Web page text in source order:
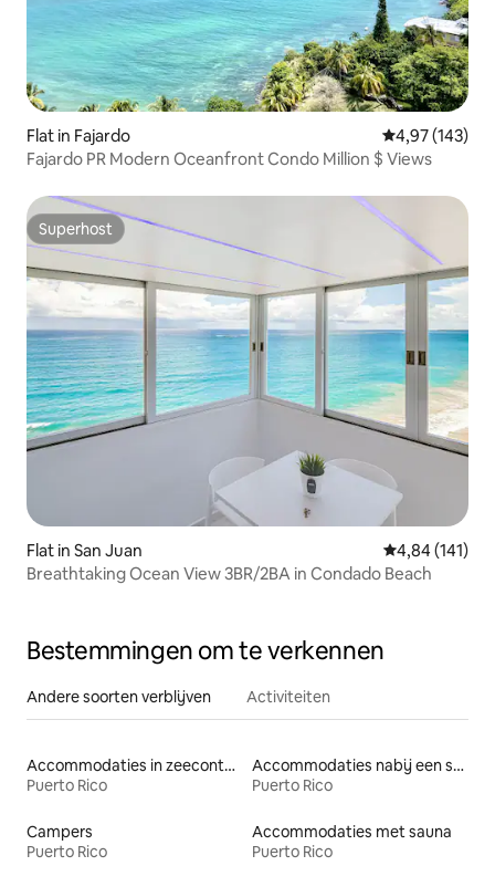
Flat in Fajardo Gemiddelde
4,97 (143)
Fajardo PR Modern Oceanfront Condo Million $ Views
Superhost
Superhost
Flat in San Juan Gemiddelde
4,84 (141)
Breathtaking Ocean View 3BR/2BA in Condado Beach
Bestemmingen om te verkennen
Andere soorten verblijven Activiteiten
Accommodaties in zeecontainers
Puerto Rico
Accommodaties nabij een strand
Puerto Rico
Campers
Puerto Rico
Accommodaties met sauna
Puerto Rico